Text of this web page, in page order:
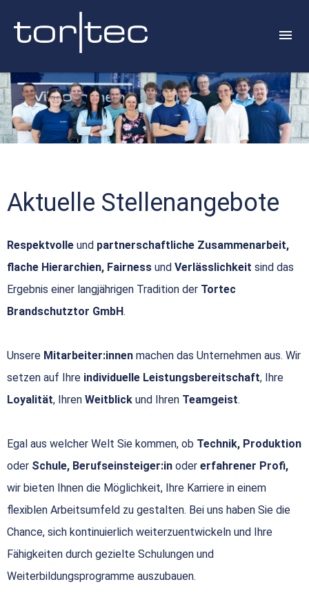
Aktuelle Stellenangebote
Respektvolle und partnerschaftliche Zusammenarbeit,
flache Hierarchien, Fairness und Verlässlichkeit sind das
Ergebnis einer langjährigen Tradition der Tortec
Brandschutztor GmbH.
Unsere Mitarbeiter:innen machen das Unternehmen aus. Wir
setzen auf Ihre individuelle Leistungsbereitschaft, Ihre
Loyalität, Ihren Weitblick und Ihren Teamgeist.
Egal aus welcher Welt Sie kommen, ob Technik, Produktion
oder Schule, Berufseinsteiger:in oder erfahrener Profi,
wir bieten Ihnen die Möglichkeit, Ihre Karriere in einem
flexiblen Arbeitsumfeld zu gestalten. Bei uns haben Sie die
Chance, sich kontinuierlich weiterzuentwickeln und Ihre
Fähigkeiten durch gezielte Schulungen und
Weiterbildungsprogramme auszubauen.